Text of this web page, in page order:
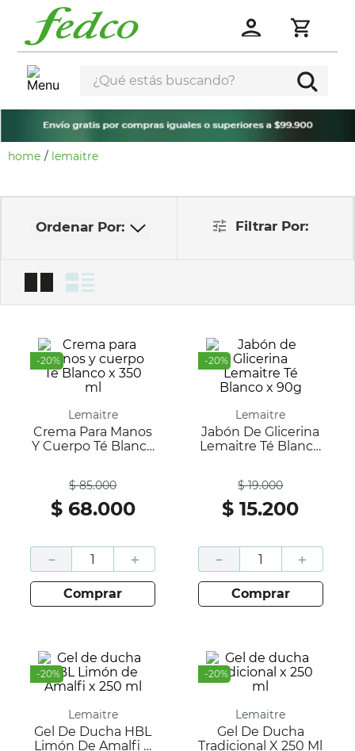
¿Qué estás buscando?
lemaitre
-20%
Lemaitre
Crema Para Manos
Y Cuerpo Té Blanco
$ 85.000
$ 68.000
＋
－
comprar
-20%
Lemaitre
Jabón De Glicerina
Lemaitre Té Blanco
$ 19.000
$ 15.200
＋
－
comprar
-20%
Lemaitre
Gel De Ducha HBL
Limón De Amalfi X
-20%
Lemaitre
Gel De Ducha
Tradicional X 250 Ml